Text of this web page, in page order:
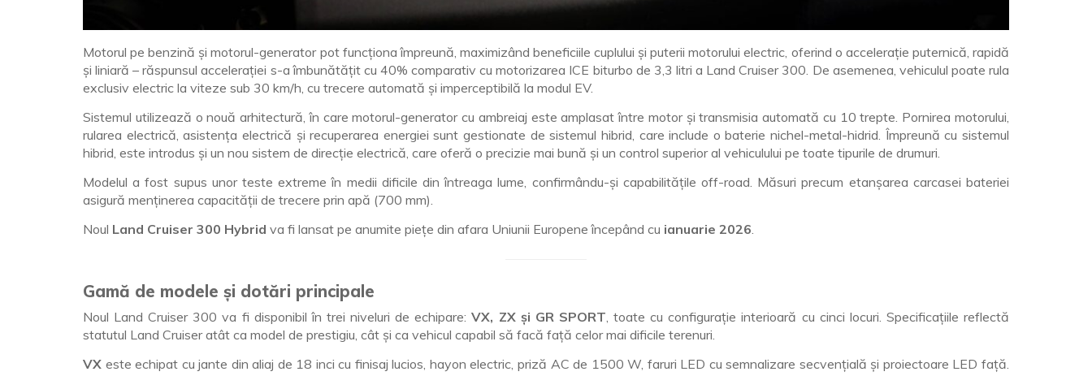
Motorul pe benzină și motorul-generator pot funcționa împreună, maximizând beneficiile cuplului și puterii motorului electric, oferind o accelerație puternică, rapidă
și liniară – răspunsul accelerației s-a îmbunătățit cu 40% comparativ cu motorizarea ICE biturbo de 3,3 litri a Land Cruiser 300. De asemenea, vehiculul poate rula
exclusiv electric la viteze sub 30 km/h, cu trecere automată și imperceptibilă la modul EV.
Sistemul utilizează o nouă arhitectură, în care motorul-generator cu ambreiaj este amplasat între motor și transmisia automată cu 10 trepte. Pornirea motorului,
rularea electrică, asistența electrică și recuperarea energiei sunt gestionate de sistemul hibrid, care include o baterie nichel-metal-hidrid. Împreună cu sistemul
hibrid, este introdus și un nou sistem de direcție electrică, care oferă o precizie mai bună și un control superior al vehiculului pe toate tipurile de drumuri.
Modelul a fost supus unor teste extreme în medii dificile din întreaga lume, confirmându-și capabilitățile off-road. Măsuri precum etanșarea carcasei bateriei
asigură menținerea capacității de trecere prin apă (700 mm).
Noul Land Cruiser 300 Hybrid va fi lansat pe anumite piețe din afara Uniunii Europene începând cu ianuarie 2026
Gamă de modele și dotări principale
Noul Land Cruiser 300 va fi disponibil în trei niveluri de echipare:VX, ZX și GR SPORT , toate cu configurație interioară cu cinci locuri. Specificațiile reflectă
statutul Land Cruiser atât ca model de prestigiu, cât și ca vehicul capabil să facă față celor mai dificile terenuri.
VX este echipat cu jante din aliaj de 18 inci cu finisaj lucios, hayon electric, priză AC de 1500 W, faruri LED cu semnalizare secvențială și proiectoare LED față.